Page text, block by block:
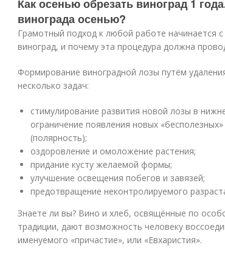
Как осенью обрезать виноград 1
винограда осенью?
Грамотный подход к любой работе начинается
виноград, и почему эта процедура должна
Формирование виноградной лозы путём
несколько задач:
стимулирование развития новой лозы в
ограничение появления новых
(полярность);
оздоровление и омоложение растения;
придание кусту желаемой формы;
улучшение освещения побегов и завязей;
предотвращение неконтролируемого
Знаете ли вы? Вино и хлеб, освящённые по
традиции, дают возможность человеку
именуемого «причастие», или «Евхаристия».